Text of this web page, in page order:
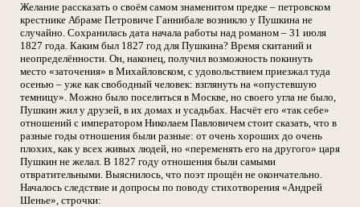
Желание рассказать о своём самом знаменитом предке – петровском
крестнике Абраме Петровиче Ганнибале возникло у Пушкина не
случайно. Сохранилась дата начала работы над романом – 31 июля
1827 года. Каким был 1827 год для Пушкина? Время скитаний и
неопределённости. Он, наконец, получил возможность покинуть
место «заточения» в Михайловском, с удовольствием приезжал туда
осенью – уже как свободный человек: взглянуть на «опустевшую
темницу». Можно было поселиться в Москве, но своего угла не было,
Пушкин жил у друзей, в их домах и усадьбах. Насчёт его «так себе»
отношений с императором Николаем Павловичем стоит сказать, что в
разные годы отношения были разные: от очень хороших до очень
плохих, как у всех живых людей, но «переменять его на другого» царя
Пушкин не желал. В 1827 году отношения были самыми
отвратительными. Выяснилось, что поэт прощён не окончательно.
Началось следствие и допросы по поводу стихотворения «Андрей
Шенье», строчки: